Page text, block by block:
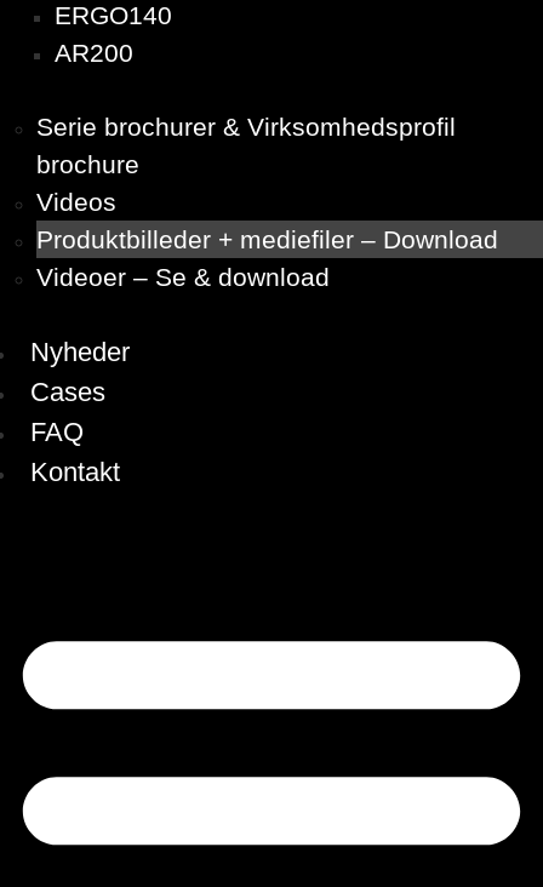
ERGO140
AR200
Serie brochurer & Virksomhedsprofil
brochure
Videos
Produktbilleder + mediefiler – Download
Videoer – Se & download
Nyheder
Cases
FAQ
Kontakt